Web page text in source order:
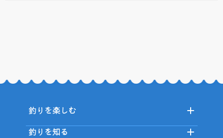
釣りを楽しむ
釣りを知る